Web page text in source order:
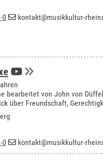
0 kontakt@musikkultur-
bearbeitet von John von Düffel
über Freundschaft,
0 kontakt@musikkultur-